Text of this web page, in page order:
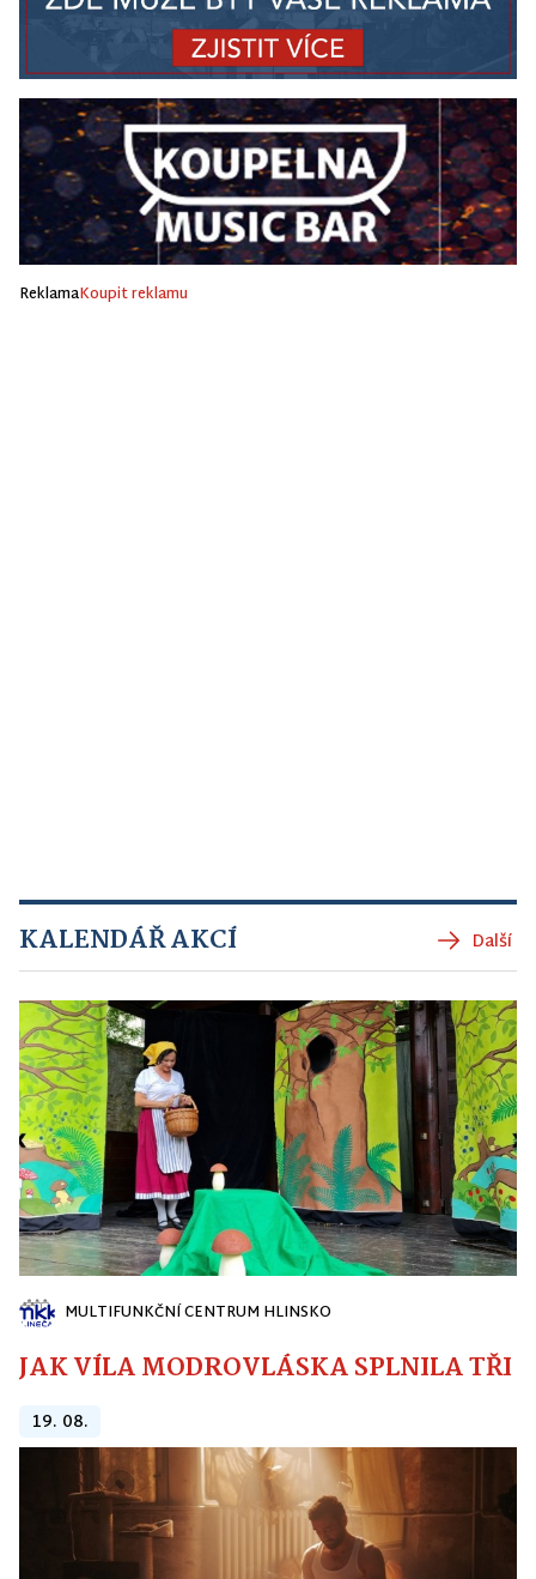
ReklamaKoupit reklamu
KALENDÁŘ AKCÍ Další
MULTIFUNKČNÍ CENTRUM HLINSKO
JAK VÍLA MODROVLÁSKA SPLNILA
19. 08.